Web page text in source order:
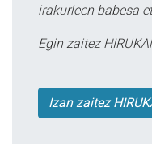
irakurleen babesa
Egin zaitez
Izan zaitez